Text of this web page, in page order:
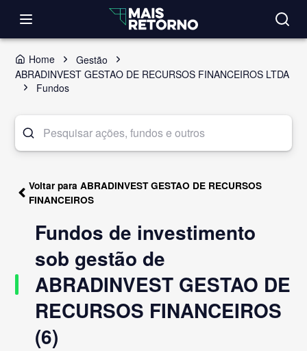
Home
Gestão
ABRADINVEST GESTAO DE RECURSOS FINANCEIROS LTDA
Fundos
Voltar para ABRADINVEST GESTAO DE RECURSOS
FINANCEIROS
Fundos de investimento
sob gestão de
ABRADINVEST GESTAO DE
RECURSOS FINANCEIROS
(6)